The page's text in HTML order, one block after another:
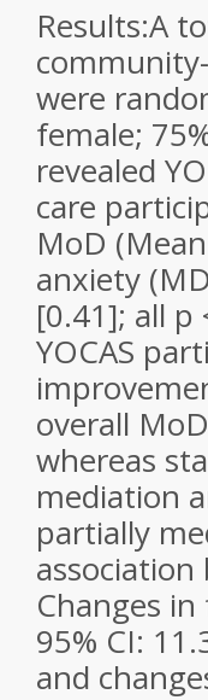
Results:A
were
female;
revealed
care
MoD
anxiety
[0.41]; all
YOCAS
overall
whereas
mediation
partially
association
Changes
95% CI:
and